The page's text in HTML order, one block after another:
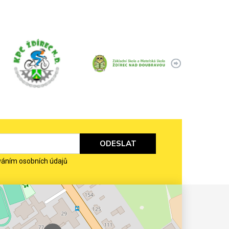
osobních údajů
ODESLAT